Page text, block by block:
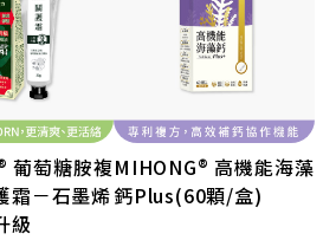
葡萄糖胺複
霜－石墨烯
級
MIHONG® 高機能海藻
鈣Plus(60顆/盒)